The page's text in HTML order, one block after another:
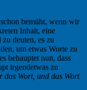
bemüht, wenn wir
Inhalt, eine
deuten, es zu
um etwas Worte zu
behauptet nun, dass
irgendetwas zu
das Wort, und das Wort